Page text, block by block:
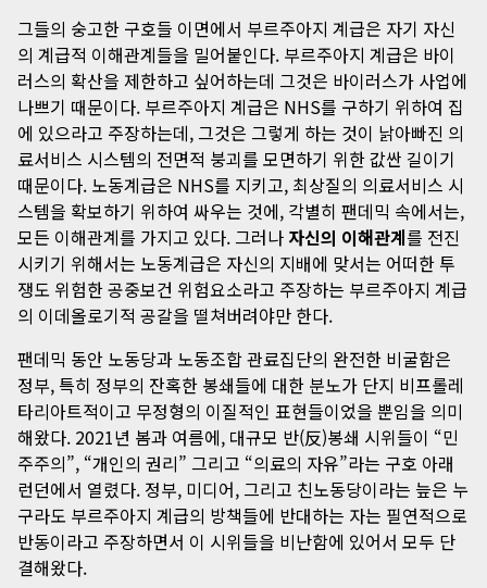
그들의 숭고한 구호들 이면에서 부르주아지 계급은 자기 자신
의 계급적 이해관계들을 밀어붙인다. 부르주아지 계급은 바이
러스의 확산을 제한하고 싶어하는데 그것은 바이러스가 사업에
나쁘기 때문이다. 부르주아지 계급은 NHS를 구하기 위하여 집
에 있으라고 주장하는데, 그것은 그렇게 하는 것이 낡아빠진 의
료서비스 시스템의 전면적 붕괴를 모면하기 위한 값싼 길이기
때문이다. 노동계급은 NHS를 지키고, 최상질의 의료서비스 시
스템을 확보하기 위하여 싸우는 것에, 각별히 팬데믹 속에서는,
모든 이해관계를 가지고 있다. 그러나 자신의 이해관계를 전진
시키기 위해서는 노동계급은 자신의 지배에 맞서는 어떠한 투
쟁도 위험한 공중보건 위험요소라고 주장하는 부르주아지 계급
의 이데올로기적 공갈을 떨쳐버려야만 한다.
팬데믹 동안 노동당과 노동조합 관료집단의 완전한 비굴함은
정부, 특히 정부의 잔혹한 봉쇄들에 대한 분노가 단지 비프롤레
타리아트적이고 무정형의 이질적인 표현들이었을 뿐임을 의미
해왔다. 2021년 봄과 여름에, 대규모 반(反)봉쇄 시위들이 “민
주주의”, “개인의 권리” 그리고 “의료의 자유”라는 구호 아래
런던에서 열렸다. 정부, 미디어, 그리고 친노동당이라는 늪은 누
구라도 부르주아지 계급의 방책들에 반대하는 자는 필연적으로
반동이라고 주장하면서 이 시위들을 비난함에 있어서 모두 단
결해왔다.